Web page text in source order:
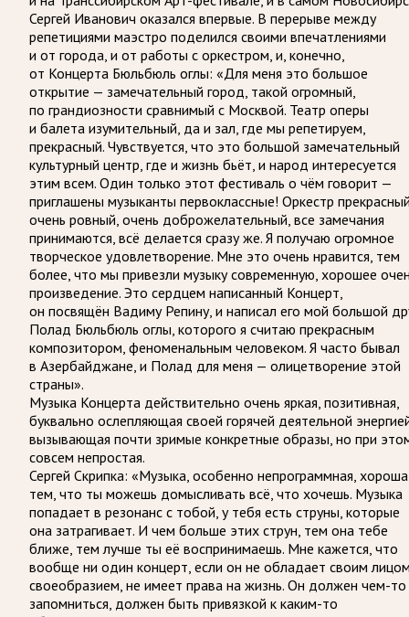
Сергей Иванович оказался впервые. В перерыве между
репетициями маэстро поделился своими впечатлениями
и от города, и от работы с оркестром, и, конечно,
от Концерта Бюльбюль оглы: «Для меня это большое
открытие — замечательный город, такой огромный,
по грандиозности сравнимый с Москвой. Театр оперы
и балета изумительный, да и зал, где мы репетируем,
прекрасный. Чувствуется, что это большой замечательный
культурный центр, где и жизнь бьёт, и народ интересуется
этим всем. Один только этот фестиваль о чём говорит —
приглашены музыканты первоклассные! Оркестр
очень ровный, очень доброжелательный, все замечания
принимаются, всё делается сразу же. Я получаю огромное
творческое удовлетворение. Мне это очень нравится, тем
более, что мы привезли музыку современную, хорошее
произведение. Это сердцем написанный Концерт,
он посвящён Вадиму Репину, и написал его мой большой
Полад Бюльбюль оглы, которого я считаю прекрасным
композитором, феноменальным человеком. Я часто бывал
в Азербайджане, и Полад для меня — олицетворение этой
страны».
Музыка Концерта действительно очень яркая, позитивная,
буквально ослепляющая своей горячей деятельной
вызывающая почти зримые конкретные образы, но при
совсем непростая.
Сергей Скрипка: «Музыка, особенно непрограммная, хороша
тем, что ты можешь домысливать всё, что хочешь. Музыка
попадает в резонанс с тобой, у тебя есть струны, которые
она затрагивает. И чем больше этих струн, тем она тебе
ближе, тем лучше ты её воспринимаешь. Мне кажется, что
вообще ни один концерт, если он не обладает своим
своеобразием, не имеет права на жизнь. Он должен чем-то
запомниться, должен быть привязкой к каким-то